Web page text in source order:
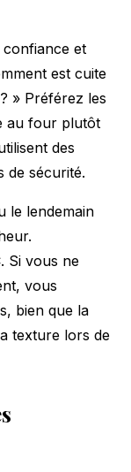
et
est cuite
» Préférez les
au four plutôt
des
sécurité.
le lendemain
Si vous ne
vous
bien que la
texture lors de